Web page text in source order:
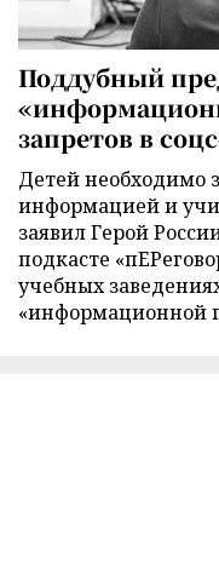
Поддубный
запретов в
Детей необходимо
информацией и
заявил Герой
подкасте
учебных
«информационной